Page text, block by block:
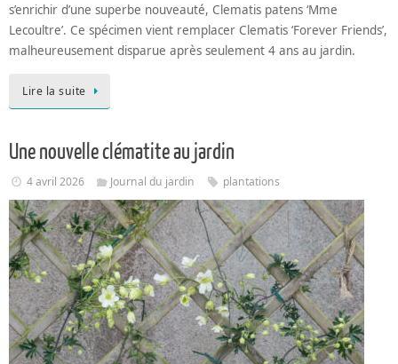
s’enrichir d’une superbe nouveauté, Clematis patens ‘Mme
Lecoultre’. Ce spécimen vient remplacer Clematis ‘Forever Friends’,
malheureusement disparue après seulement 4 ans au jardin.
Lire la suite
Une nouvelle clématite au jardin
4 avril 2026 Journal du jardin plantations